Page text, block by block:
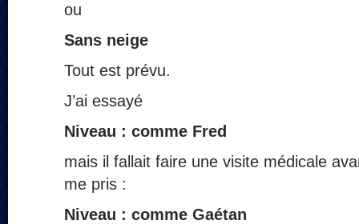
ou
Sans neige
Tout est prévu.
J’ai essayé
Niveau : comme Fred
mais il fallait faire une visite médicale
me pris :
Niveau : comme Gaétan